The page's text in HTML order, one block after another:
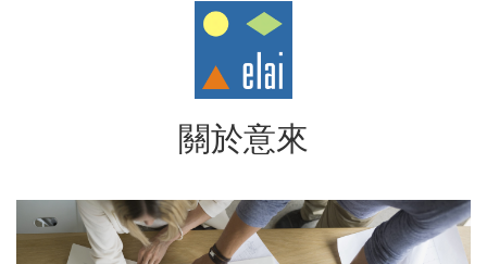
關於意來